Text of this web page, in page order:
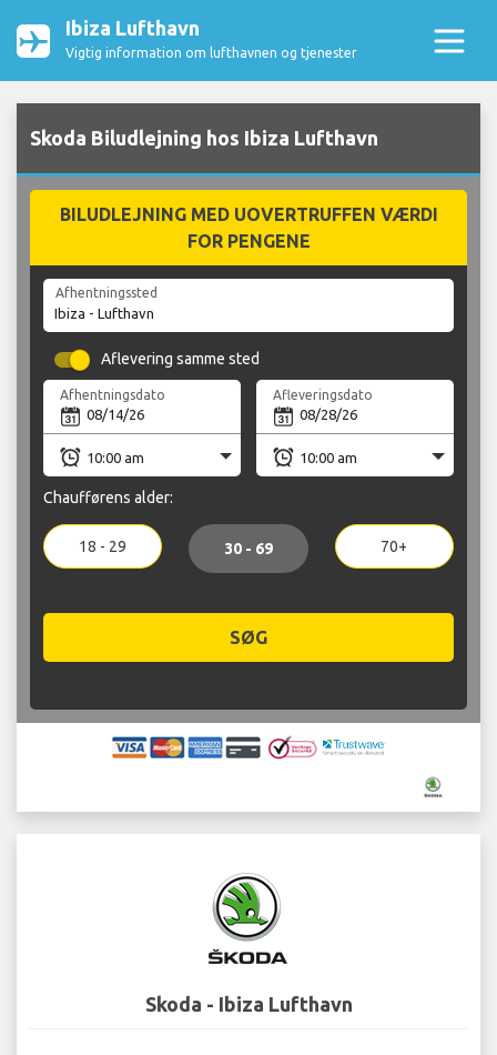
Ibiza Lufthavn
Vigtig information om lufthavnen og tjenester
Skoda Biludlejning hos Ibiza Lufthavn
BILUDLEJNING MED UOVERTRUFFEN VÆRDI
FOR PENGENE
Afhentningssted
Aflevering samme sted
Afhentningsdato Afleveringsdato
Chaufførens alder:
18 - 29 30 - 69 70+
SØG
Skoda - Ibiza Lufthavn